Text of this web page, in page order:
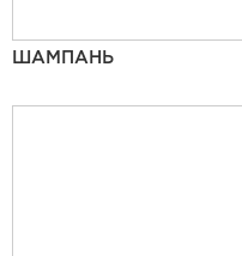
ШАМПАНЬ